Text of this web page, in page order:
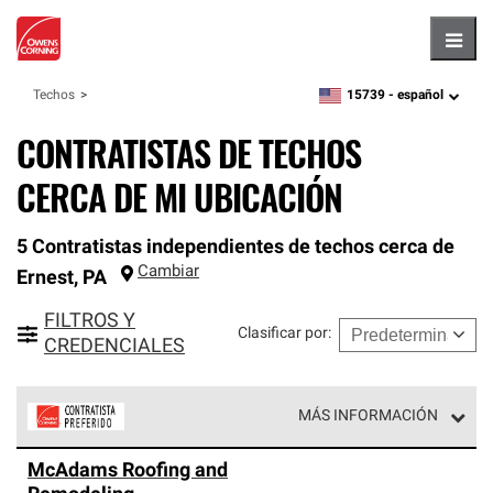
Techos zipcode,language
15739 - español
CONTRATISTAS DE TECHOS
CERCA DE MI UBICACIÓN
5 Contratistas independientes de techos cerca de
Ernest, PA Cambiar
FILTROS Y
CREDENCIALES
Clasificar por:
MÁS INFORMACIÓN
parte de una red exclusiva de profesionales de techos
McAdams Roofing and